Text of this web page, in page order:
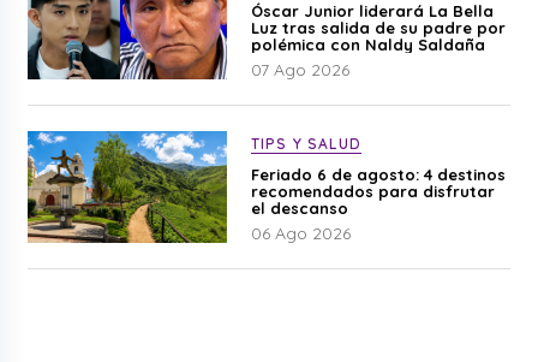
Óscar Junior liderará La Bella
Luz tras salida de su padre por
polémica con Naldy Saldaña
07 Ago 2026
TIPS Y SALUD
Feriado 6 de agosto: 4 destinos
recomendados para disfrutar
el descanso
06 Ago 2026